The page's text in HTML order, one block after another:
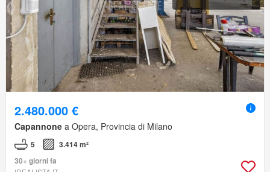
2.480.000 €
Capannone a Opera, Provincia di Milano
5
3.414 m²
30+ giorni fa